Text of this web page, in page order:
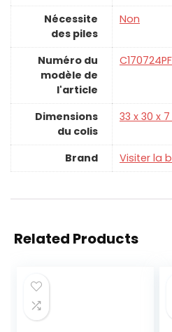
Nécessite
des piles
‎Non
Numéro du
modèle de
l'article
Dimensions
du colis
‎33 x 30 x
Brand Visiter la
Related Products